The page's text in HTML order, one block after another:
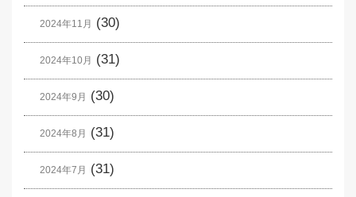
2024年11月 (30)
2024年10月 (31)
2024年9月 (30)
2024年8月 (31)
2024年7月 (31)